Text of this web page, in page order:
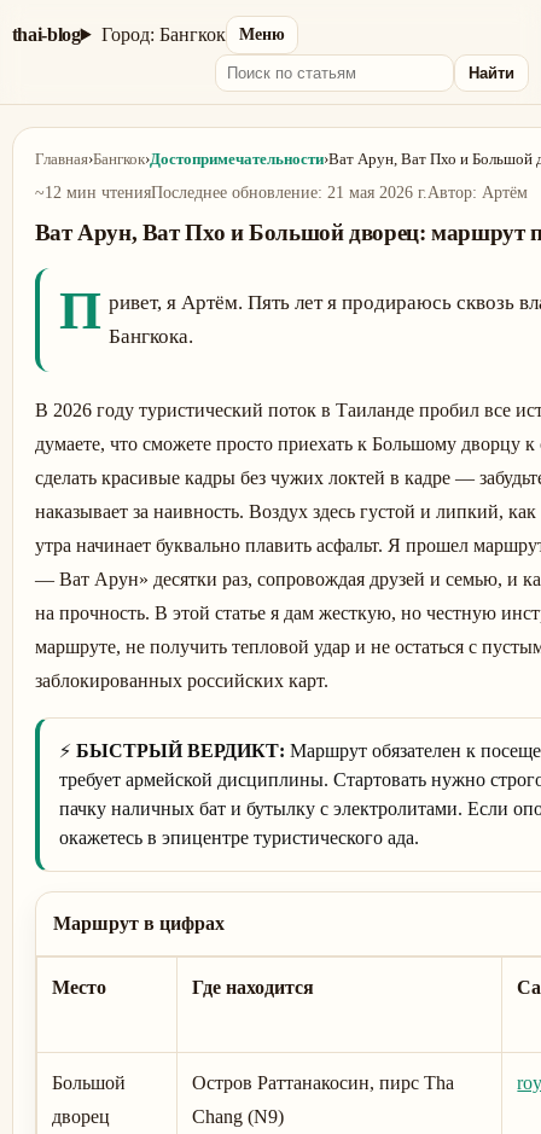
thai-blog Город: Бангкок Меню
Найти
Главная›Бангкок›Достопримечательности›Ват Арун, Ват Пхо и Большой
~12 мин чтенияПоследнее обновление: 21 мая 2026 г.Автор: Артём
Ват Арун, Ват Пхо и Большой дворец: маршрут
П ривет, я Артём. Пять лет я продираюсь сквозь
Бангкока.
В 2026 году туристический поток в Таиланде пробил все
думаете, что сможете просто приехать к Большому дворцу
сделать красивые кадры без чужих локтей в кадре —
наказывает за наивность. Воздух здесь густой и липкий,
утра начинает буквально плавить асфальт. Я прошел
— Ват Арун» десятки раз, сопровождая друзей и семью, и
на прочность. В этой статье я дам жесткую, но честную
маршруте, не получить тепловой удар и не остаться с
заблокированных российских карт.
⚡️ БЫСТРЫЙ ВЕРДИКТ: Маршрут обязателен к
требует армейской дисциплины. Стартовать нужно
пачку наличных бат и бутылку с электролитами. Если
окажетесь в эпицентре туристического ада.
Маршрут в цифрах
Место Где находится
Большой
дворец
Остров Раттанакосин, пирс Tha
Chang (N9)